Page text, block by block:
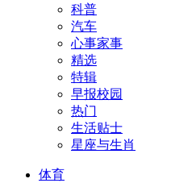
科普
汽车
心事家事
精选
特辑
早报校园
热门
生活贴士
星座与生肖
体育